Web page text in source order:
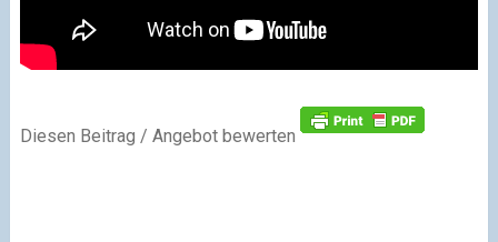
Diesen Beitrag / Angebot bewerten